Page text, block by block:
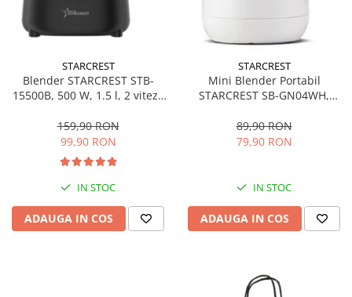
STARCREST
Blender STARCREST STB-
15500B, 500 W, 1.5 l, 2 viteze
159,90 RON
99,90 RON
IN STOC
ADAUGA IN COS
STARCREST
Mini Blender Portabil
STARCREST SB-GN04WH,
curatare, Capacitate 380ml, 4
Lame 3D, Putere 18.000 rpm,
89,90 RON
79,90 RON
IN STOC
ADAUGA IN COS